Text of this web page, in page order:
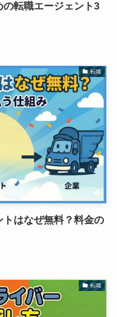
の転職エージェント3
転職
トはなぜ無料？料金の
転職